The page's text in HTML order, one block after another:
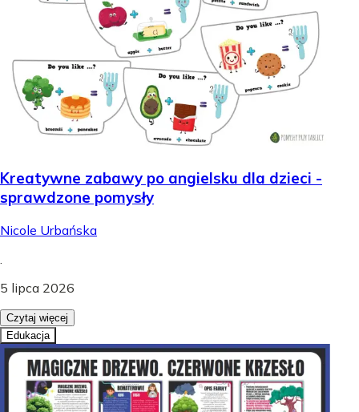
Kreatywne zabawy po angielsku dla dzieci -
sprawdzone pomysły
Nicole Urbańska
5 lipca 2026
Czytaj więcej
Edukacja